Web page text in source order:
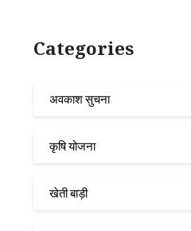
Categories
अवकाश सुचना
कृषि योजना
खेती बाड़ी